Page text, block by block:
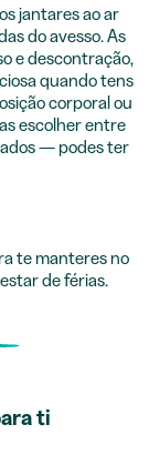
jantares ao ar
do avesso. As
e descontração,
quando tens
corporal ou
escolher entre
— podes ter
te manteres no
de férias.
ti